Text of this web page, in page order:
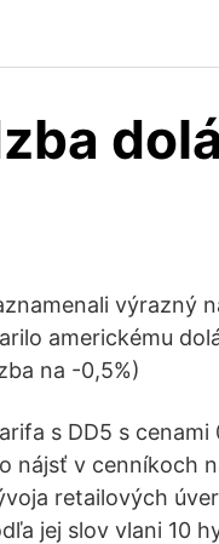
výrazný
americkému
na -0,5%)
s DD5 s
nájsť v cenníkoch
retailových
jej slov vlani 10